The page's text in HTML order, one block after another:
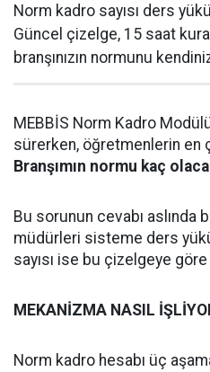
Norm kadro sayısı ders
Güncel çizelge, 15 saat
branşınızın normunu
MEBBİS Norm Kadro
sürerken, öğretmenlerin en
Branşımın normu kaç
Bu sorunun cevabı aslında
müdürleri sisteme ders
sayısı ise bu çizelgeye
MEKANİZMA NASIL
Norm kadro hesabı üç